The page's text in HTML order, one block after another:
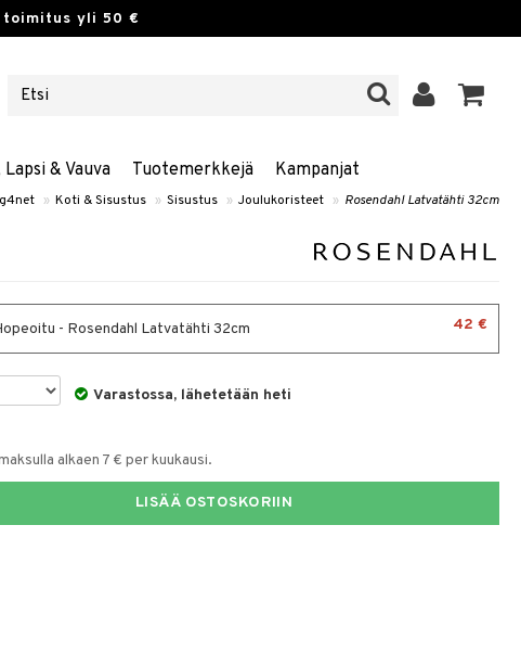
toimitus yli 50 €
& Vauva Tuotemerkkejä Kampanjat
» Koti & Sisustus » Sisustus » Joulukoristeet » Rosendahl Latvatähti 32cm
- Rosendahl Latvatähti 32cm 42 €
Varastossa, lähetetään heti
alkaen 7 € per kuukausi.
LISÄÄ OSTOSKORIIN